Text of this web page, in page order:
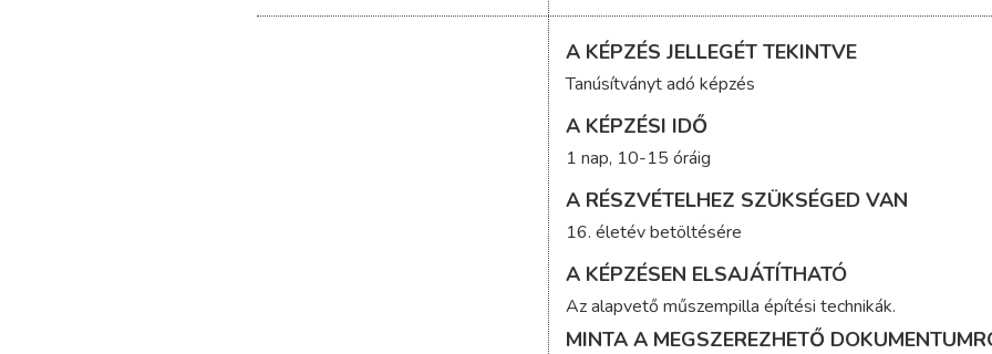
A KÉPZÉS JELLEGÉT TEKINTVE
Tanúsítványt adó képzés
A KÉPZÉSI IDŐ
1 nap, 10-15 óráig
A RÉSZVÉTELHEZ SZÜKSÉGED VAN
16. életév betöltésére
A KÉPZÉSEN ELSAJÁTÍTHATÓ
Az alapvető műszempilla építési technikák.
MINTA A MEGSZEREZHETŐ